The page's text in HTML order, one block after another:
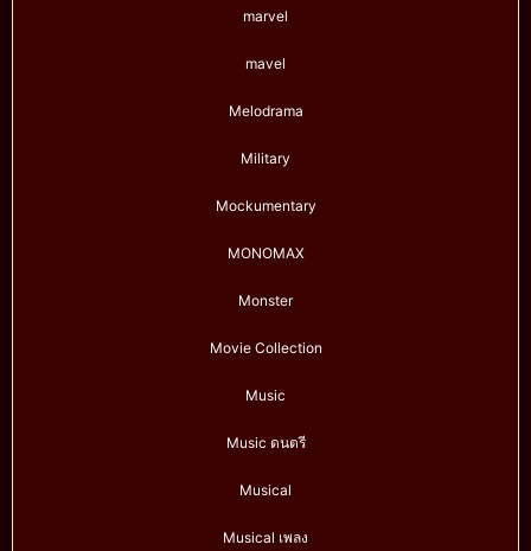
marvel
mavel
Melodrama
Military
Mockumentary
MONOMAX
Monster
Movie Collection
Music
Music ดนตรี
Musical
Musical เพลง